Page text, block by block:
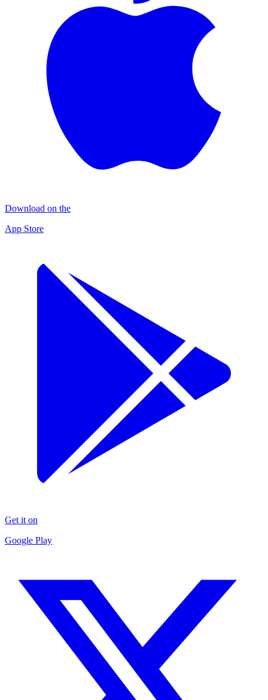
Download on the
App Store
Get it on
Google Play